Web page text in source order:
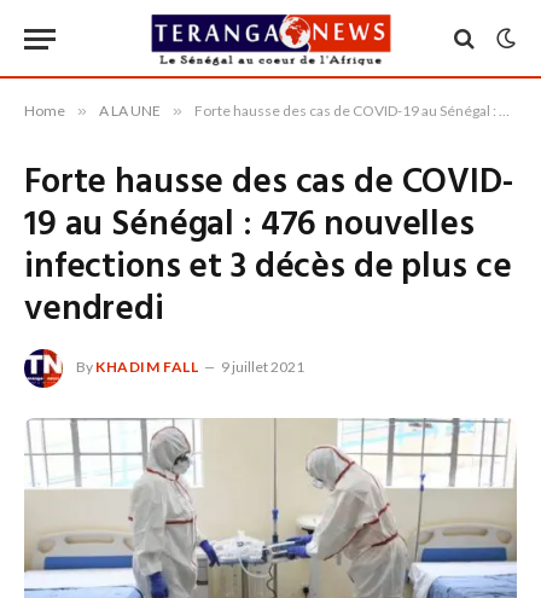
Home » A LA UNE » Forte hausse des cas de COVID-19 au Sénégal : 476 nouvelles infections et 3 décès de plus ce vendredi
Forte hausse des cas de COVID-
19 au Sénégal : 476 nouvelles
infections et 3 décès de plus ce
vendredi
By KHADIM FALL 9 juillet 2021